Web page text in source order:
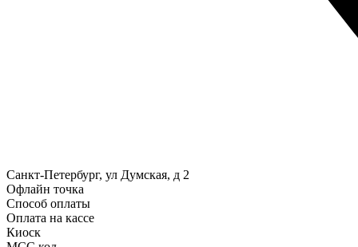
Санкт-Петербург, ул Думская, д 2
Офлайн точка
Способ оплаты
Оплата на кассе
Киоск